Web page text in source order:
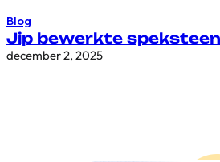
Blog
Jip bewerkte speksteen
december 2, 2025